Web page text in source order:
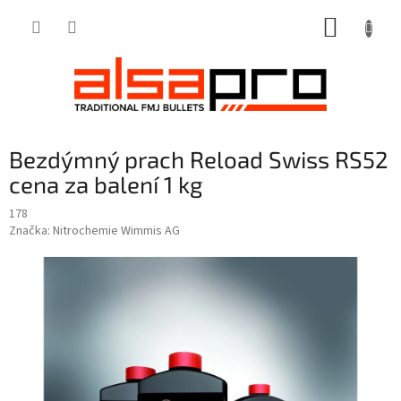
Bezdýmný prach Reload Swiss RS52
cena za balení 1 kg
178
Značka: Nitrochemie Wimmis AG